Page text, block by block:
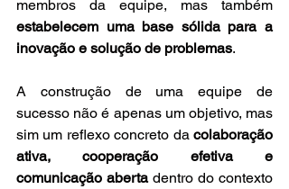
estabelecem uma base sólida para a
inovação e solução de problemas.
A construção de uma equipe de
sucesso não é apenas um objetivo, mas
sim um reflexo concreto da colaboração
ativa, cooperação efetiva e
comunicação aberta dentro do contexto